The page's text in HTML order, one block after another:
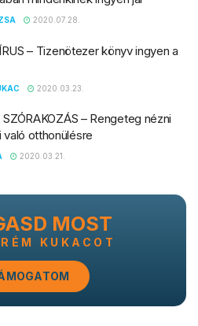
2020.07.28.
– Tizenötezer könyv ingyen a
2020.03.23.
– Rengeteg nézni
való otthonülésre
2020.03.21.
MOST
KUKACOT